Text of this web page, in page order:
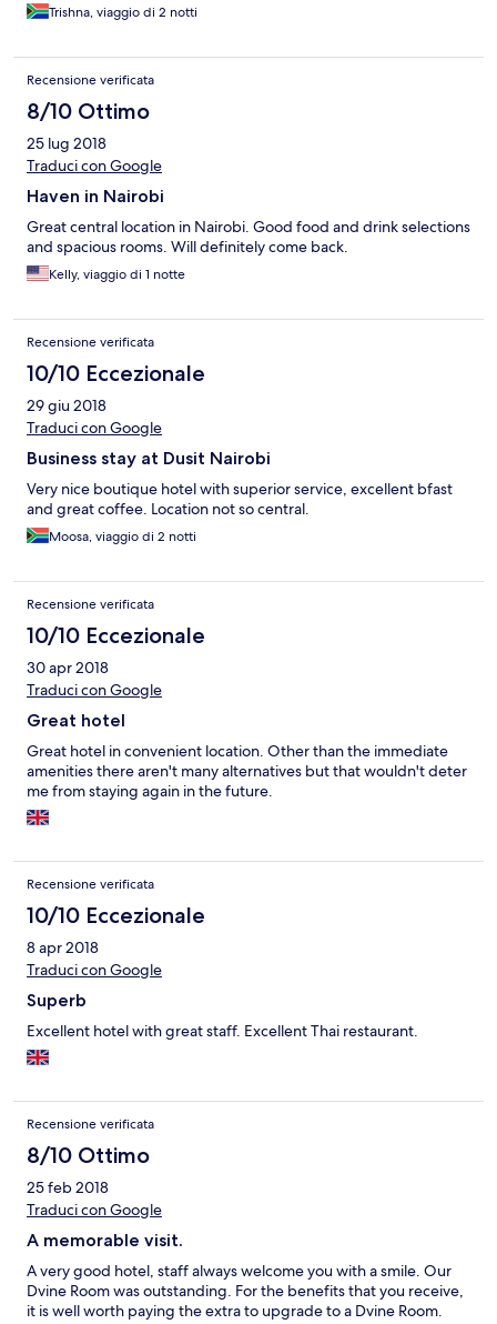
Trishna, viaggio di 2 notti
Recensione verificata
8/10 Ottimo
25 lug 2018
Traduci con Google
Haven in Nairobi
Great central location in Nairobi. Good food and drink selections
and spacious rooms. Will definitely come back.
Kelly, viaggio di 1 notte
Recensione verificata
10/10 Eccezionale
29 giu 2018
Traduci con Google
Business stay at Dusit Nairobi
Very nice boutique hotel with superior service, excellent bfast
and great coffee. Location not so central.
Moosa, viaggio di 2 notti
Recensione verificata
10/10 Eccezionale
30 apr 2018
Traduci con Google
Great hotel
Great hotel in convenient location. Other than the immediate
amenities there aren't many alternatives but that wouldn't deter
me from staying again in the future.
Recensione verificata
10/10 Eccezionale
8 apr 2018
Traduci con Google
Superb
Excellent hotel with great staff. Excellent Thai restaurant.
Recensione verificata
8/10 Ottimo
25 feb 2018
Traduci con Google
A memorable visit.
A very good hotel, staff always welcome you with a smile. Our
Dvine Room was outstanding. For the benefits that you receive,
it is well worth paying the extra to upgrade to a Dvine Room.